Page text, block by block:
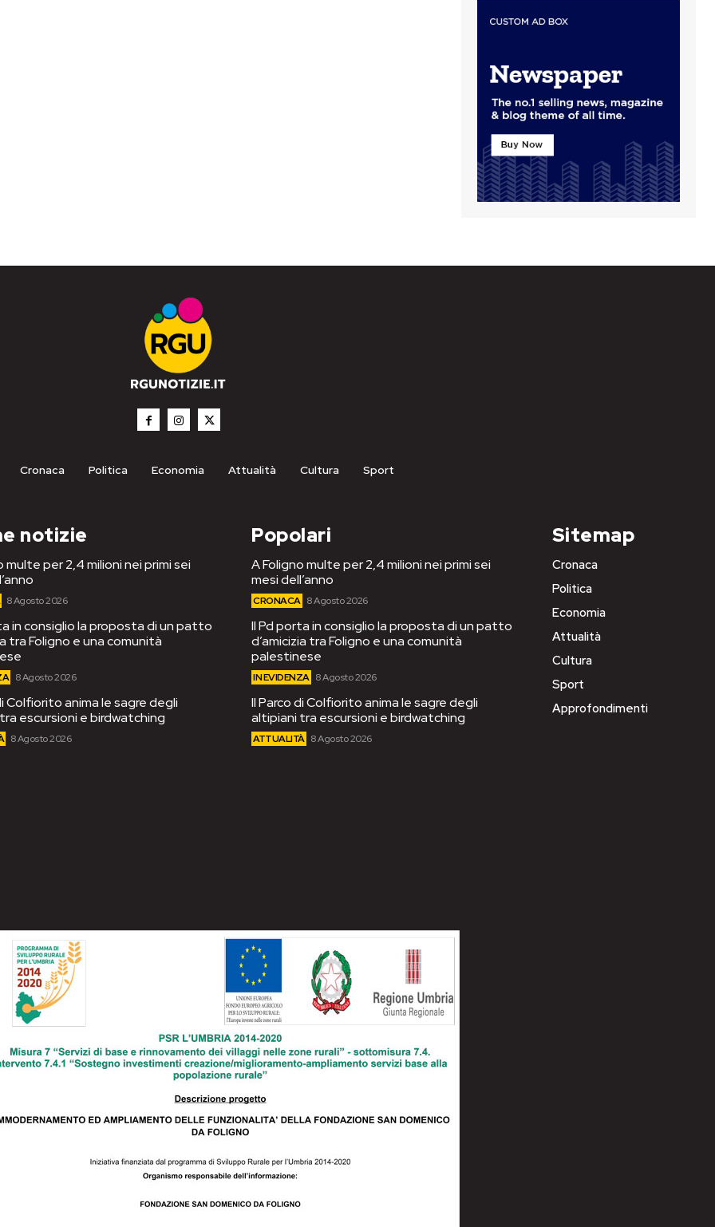
Cronaca Politica Economia Attualità Cultura Sport
notizie
multe per 2,4 milioni nei primi sei
8 Agosto 2026
in consiglio la proposta di un patto
tra Foligno e una comunità
8 Agosto 2026
Colfiorito anima le sagre degli
escursioni e birdwatching
8 Agosto 2026
Popolari
A Foligno multe per 2,4 milioni nei primi sei
mesi dell’anno
CRONACA 8 Agosto 2026
Il Pd porta in consiglio la proposta di un patto
d’amicizia tra Foligno e una comunità
palestinese
IN EVIDENZA 8 Agosto 2026
Il Parco di Colfiorito anima le sagre degli
altipiani tra escursioni e birdwatching
ATTUALITÀ 8 Agosto 2026
Sitemap
Cronaca
Politica
Economia
Attualità
Cultura
Sport
Approfondimenti